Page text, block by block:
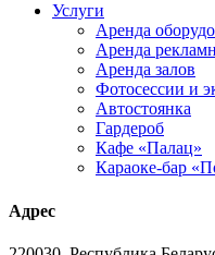
Услуги
Аренда
Аренда
Аренда залов
Фотосессии и
Автостоянка
Гардероб
Кафе «Палац»
Караоке-бар
Адрес